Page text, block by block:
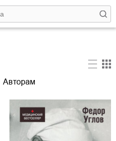
Авторам